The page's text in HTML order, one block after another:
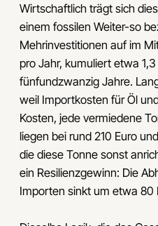
Wirtschaftlich trägt sich
einem fossilen Weiter-so
Mehrinvestitionen auf im
pro Jahr, kumuliert etwa
fünfundzwanzig Jahre.
weil Importkosten für Öl
Kosten, jede vermiedene
liegen bei rund 210 Euro
die diese Tonne sonst
ein Resilienzgewinn: Die
Importen sinkt um etwa 80